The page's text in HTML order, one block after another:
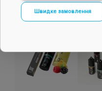
Швидке замовлення